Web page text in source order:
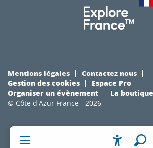
© Côte d'Azur France - 2026
Mentions légales
Contactez nous
Gestion des cookies
Espace Pro
Organiser un évènement
La boutique